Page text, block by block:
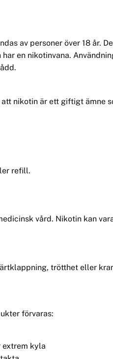
av personer över 18 år.
en nikotinvana.
nikotin är ett giftigt ämne
refill.
vård. Nikotin kan
trötthet eller
förvaras:
kyla